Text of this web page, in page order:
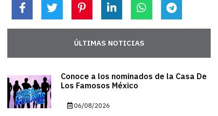
ÚLTIMAS NOTICIAS
Conoce a los nominados de la Casa De
Los Famosos México
06/08/2026